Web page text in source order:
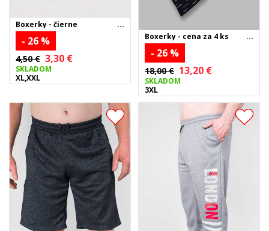
Boxerky - čierne
- 26 %
4,50 € 3,30 €
SKLADOM
XL,XXL
Boxerky - cena za 4 ks
- 26 %
18,00 € 13,20 €
SKLADOM
3XL